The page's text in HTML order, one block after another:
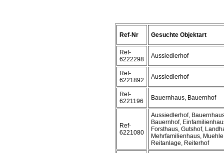
Ref-Nr Gesuchte Objektart
Ref-
6222298
Aussiedlerhof
Ref-
6221892
Aussiedlerhof
Ref-
6221196
Bauernhaus, Bauernhof
Ref-
6221080
Aussiedlerhof,
Bauernhof,
Forsthaus, Gutshof,
Mehrfamilienhaus,
Reitanlage, Reiterhof